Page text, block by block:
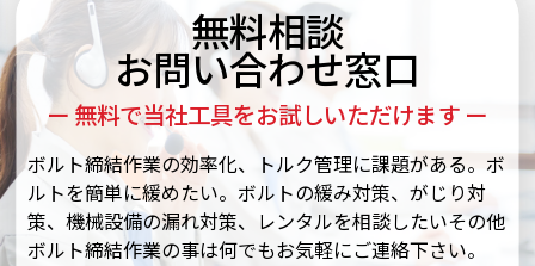
無料相談
お問い合わせ窓口
ー 無料で当社工具をお試しいただけます ー
ボルト締結作業の効率化、トルク管理に課題がある。ボ
ルトを簡単に緩めたい。ボルトの緩み対策、がじり対
策、機械設備の漏れ対策、レンタルを相談したいその他
ボルト締結作業の事は何でもお気軽にご連絡下さい。